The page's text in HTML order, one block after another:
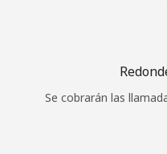
Se cobrarán las